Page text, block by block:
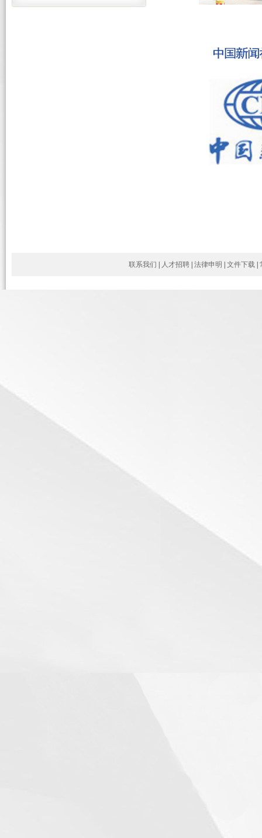
联系我们 人才招聘 法律申明 文件下载